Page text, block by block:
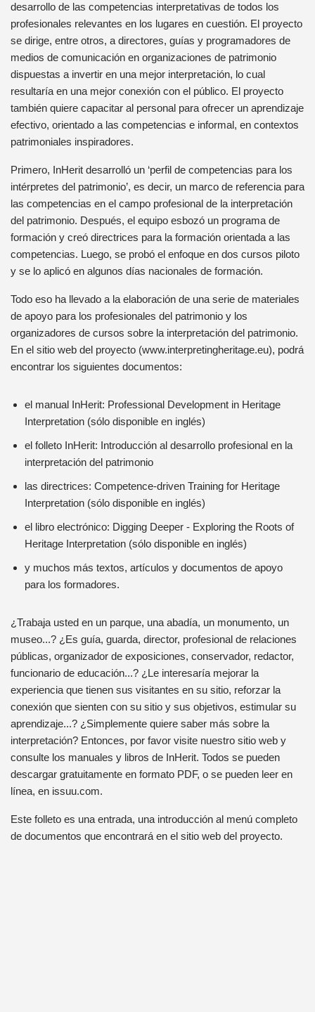
desarrollo de las competencias interpretativas de todos los
profesionales relevantes en los lugares en cuestión. El proyecto
se dirige, entre otros, a directores, guías y programadores de
medios de comunicación en organizaciones de patrimonio
dispuestas a invertir en una mejor interpretación, lo cual
resultaría en una mejor conexión con el público. El proyecto
también quiere capacitar al personal para ofrecer un aprendizaje
efectivo, orientado a las competencias e informal, en contextos
patrimoniales inspiradores.
Primero, InHerit desarrolló un ‘perfil de competencias para los
intérpretes del patrimonio’, es decir, un marco de referencia para
las competencias en el campo profesional de la interpretación
del patrimonio. Después, el equipo esbozó un programa de
formación y creó directrices para la formación orientada a las
competencias. Luego, se probó el enfoque en dos cursos piloto
y se lo aplicó en algunos días nacionales de formación.
Todo eso ha llevado a la elaboración de una serie de materiales
de apoyo para los profesionales del patrimonio y los
organizadores de cursos sobre la interpretación del patrimonio.
En el sitio web del proyecto (www.interpretingheritage.eu), podrá
encontrar los siguientes documentos:
el manual InHerit: Professional Development in Heritage
Interpretation (sólo disponible en inglés)
el folleto InHerit: Introducción al desarrollo profesional en la
interpretación del patrimonio
las directrices: Competence-driven Training for Heritage
Interpretation (sólo disponible en inglés)
el libro electrónico: Digging Deeper - Exploring the Roots of
Heritage Interpretation (sólo disponible en inglés)
y muchos más textos, artículos y documentos de apoyo
para los formadores.
¿Trabaja usted en un parque, una abadía, un monumento, un
museo...? ¿Es guía, guarda, director, profesional de relaciones
públicas, organizador de exposiciones, conservador, redactor,
funcionario de educación...? ¿Le interesaría mejorar la
experiencia que tienen sus visitantes en su sitio, reforzar la
conexión que sienten con su sitio y sus objetivos, estimular su
aprendizaje...? ¿Simplemente quiere saber más sobre la
interpretación? Entonces, por favor visite nuestro sitio web y
consulte los manuales y libros de InHerit. Todos se pueden
descargar gratuitamente en formato PDF, o se pueden leer en
línea, en issuu.com.
Este folleto es una entrada, una introducción al menú completo
de documentos que encontrará en el sitio web del proyecto.